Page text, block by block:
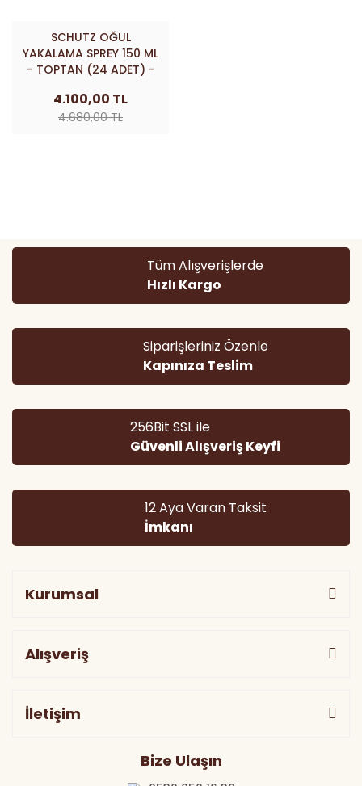
SCHUTZ OĞUL
YAKALAMA SPREY 150 ML
- TOPTAN (24 ADET) -
4.100,00 TL
4.680,00 TL
Tüm Alışverişlerde
Hızlı Kargo
Siparişleriniz Özenle
Kapınıza Teslim
256Bit SSL ile
Güvenli Alışveriş Keyfi
12 Aya Varan Taksit
İmkanı
Kurumsal
Alışveriş
İletişim
Bize Ulaşın